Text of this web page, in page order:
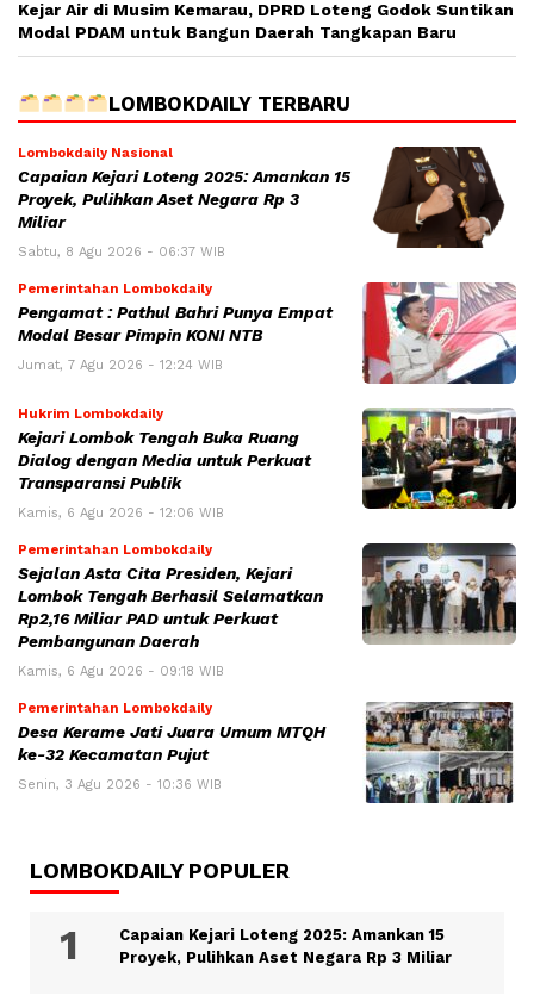
Kejar Air di Musim Kemarau, DPRD Loteng Godok Suntikan
Modal PDAM untuk Bangun Daerah Tangkapan Baru
LOMBOKDAILY TERBARU
Lombokdaily Nasional
Capaian Kejari Loteng 2025: Amankan 15
Proyek, Pulihkan Aset Negara Rp 3
Miliar
Sabtu, 8 Agu 2026 - 06:37 WIB
Pemerintahan Lombokdaily
Pengamat : Pathul Bahri Punya Empat
Modal Besar Pimpin KONI NTB
Jumat, 7 Agu 2026 - 12:24 WIB
Hukrim Lombokdaily
Kejari Lombok Tengah Buka Ruang
Dialog dengan Media untuk Perkuat
Transparansi Publik
Kamis, 6 Agu 2026 - 12:06 WIB
Pemerintahan Lombokdaily
Sejalan Asta Cita Presiden, Kejari
Lombok Tengah Berhasil Selamatkan
Rp2,16 Miliar PAD untuk Perkuat
Pembangunan Daerah
Kamis, 6 Agu 2026 - 09:18 WIB
Pemerintahan Lombokdaily
Desa Kerame Jati Juara Umum MTQH
ke-32 Kecamatan Pujut
Senin, 3 Agu 2026 - 10:36 WIB
LOMBOKDAILY POPULER
Capaian Kejari Loteng 2025: Amankan 15
Proyek, Pulihkan Aset Negara Rp 3 Miliar